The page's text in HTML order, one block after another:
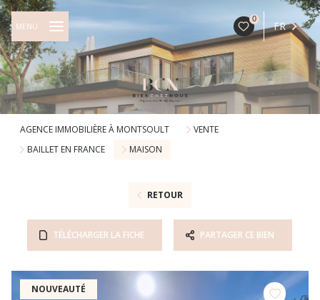
0
FR
MENU
AGENCE IMMOBILIÈRE À MONTSOULT
VENTE
BAILLET EN FRANCE
MAISON
RETOUR
TÉLÉCHARGER LA FICHE PARTAGER CE BIEN
NOUVEAUTÉ